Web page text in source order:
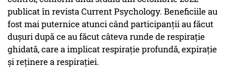
publicat în revista Current Psychology. Beneficiile au
fost mai puternice atunci când participanții au făcut
dușuri după ce au făcut câteva runde de respirație
ghidată, care a implicat respirație profundă, expirație
și reținere a respirației.